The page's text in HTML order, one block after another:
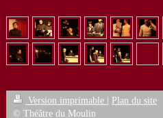
Version imprimable
Plan du site
© Théâtre du Moulin